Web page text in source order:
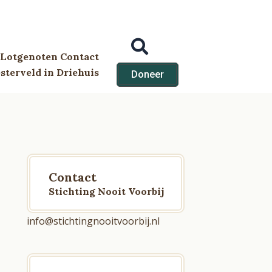
Lotgenoten Contact
in Driehuis
Doneer
Contact
Stichting Nooit Voorbij
info@stichtingnooitvoorbij.nl